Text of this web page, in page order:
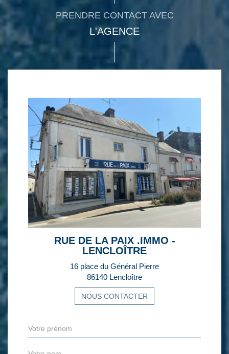
PRENDRE CONTACT AVEC
L'AGENCE
RUE DE LA PAIX .IMMO -
LENCLOÎTRE
16 place du Général Pierre
86140 Lencloître
NOUS CONTACTER